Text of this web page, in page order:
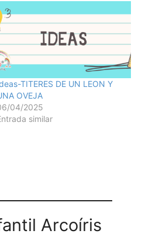
TITERES DE UN LEON Y
OVEJA
04/2025
similar
Arcoíris